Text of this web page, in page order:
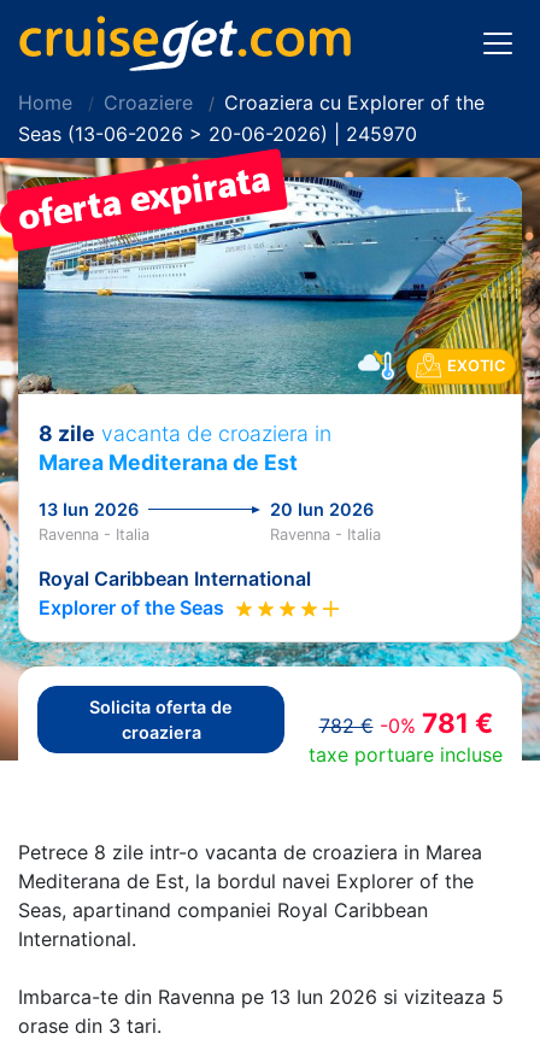
Home Croaziere
Croaziera cu Explorer of the
Seas (13-06-2026 > 20-06-2026) | 245970
PRET REDUS!
EXOTIC
8 zile vacanta de croaziera in
Marea Mediterana de Est
13 Iun 2026 20 Iun 2026
Ravenna - Italia Ravenna - Italia
Royal Caribbean International
Explorer of the Seas
Solicita oferta de
croaziera
782 € -0% 781 €
taxe portuare incluse
Petrece 8 zile intr-o vacanta de croaziera in Marea
Mediterana de Est, la bordul navei Explorer of the
Seas, apartinand companiei Royal Caribbean
International.
Imbarca-te din Ravenna pe 13 Iun 2026 si viziteaza 5
orase din 3 tari.